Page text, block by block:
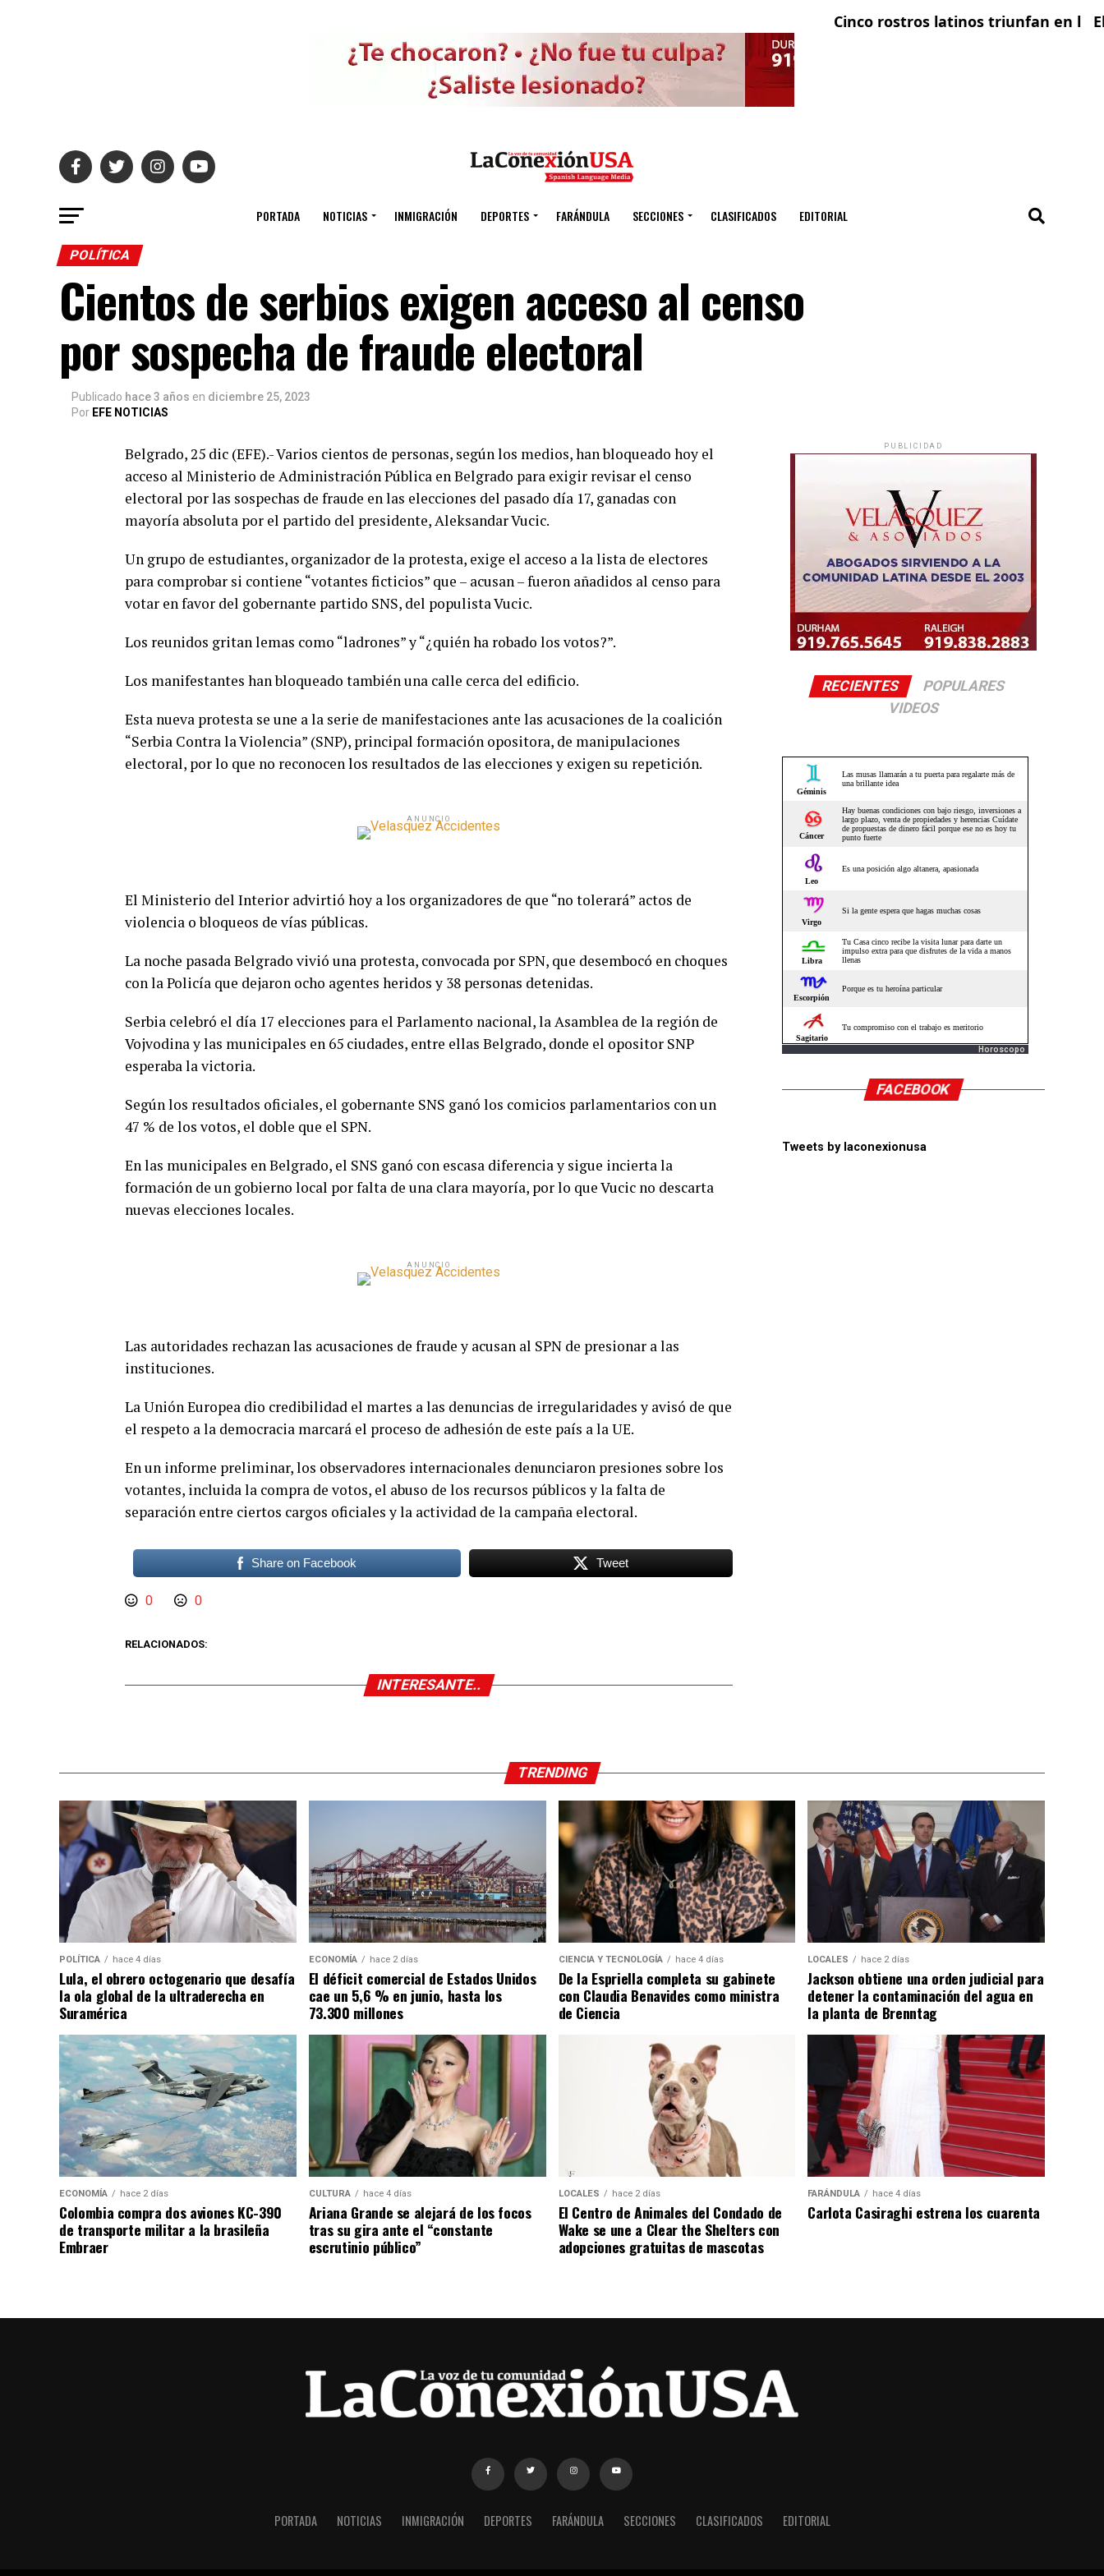
Cinco rostros latinos triunfan en laEl
PORTADA NOTICIAS INMIGRACIÓN DEPORTES FARÁNDULA SECCIONES CLASIFICADOS EDITORIAL
POLÍTICA
Cientos de serbios exigen acceso al censo
por sospecha de fraude electoral
Publicado hace 3 años en diciembre 25, 2023
Por EFE NOTICIAS
Belgrado, 25 dic (EFE).- Varios cientos de personas, según los medios, han bloqueado hoy el
acceso al Ministerio de Administración Pública en Belgrado para exigir revisar el censo
electoral por las sospechas de fraude en las elecciones del pasado día 17, ganadas con
mayoría absoluta por el partido del presidente, Aleksandar Vucic.
Un grupo de estudiantes, organizador de la protesta, exige el acceso a la lista de electores
para comprobar si contiene “votantes ficticios” que – acusan – fueron añadidos al censo para
votar en favor del gobernante partido SNS, del populista Vucic.
Los reunidos gritan lemas como “ladrones” y “¿quién ha robado los votos?”.
Los manifestantes han bloqueado también una calle cerca del edificio.
Esta nueva protesta se une a la serie de manifestaciones ante las acusaciones de la coalición
“Serbia Contra la Violencia” (SNP), principal formación opositora, de manipulaciones
electoral, por lo que no reconocen los resultados de las elecciones y exigen su repetición.
ANUNCIO
El Ministerio del Interior advirtió hoy a los organizadores de que “no tolerará” actos de
violencia o bloqueos de vías públicas.
La noche pasada Belgrado vivió una protesta, convocada por SPN, que desembocó en choques
con la Policía que dejaron ocho agentes heridos y 38 personas detenidas.
Serbia celebró el día 17 elecciones para el Parlamento nacional, la Asamblea de la región de
Vojvodina y las municipales en 65 ciudades, entre ellas Belgrado, donde el opositor SNP
esperaba la victoria.
Según los resultados oficiales, el gobernante SNS ganó los comicios parlamentarios con un
47 % de los votos, el doble que el SPN.
En las municipales en Belgrado, el SNS ganó con escasa diferencia y sigue incierta la
formación de un gobierno local por falta de una clara mayoría, por lo que Vucic no descarta
nuevas elecciones locales.
ANUNCIO
Las autoridades rechazan las acusaciones de fraude y acusan al SPN de presionar a las
instituciones.
La Unión Europea dio credibilidad el martes a las denuncias de irregularidades y avisó de que
el respeto a la democracia marcará el proceso de adhesión de este país a la UE.
En un informe preliminar, los observadores internacionales denunciaron presiones sobre los
votantes, incluida la compra de votos, el abuso de los recursos públicos y la falta de
separación entre ciertos cargos oficiales y la actividad de la campaña electoral.
Share on Facebook Tweet
0 0
RELACIONADOS:
INTERESANTE..
PUBLICIDAD
RECIENTES
POPULARES
VIDEOS
Horoscopo
FACEBOOK
Tweets by laconexionusa
TRENDING
POLÍTICA hace 4 días
Lula, el obrero octogenario que desafía
la ola global de la ultraderecha en
Suramérica
ECONOMÍA hace 2 días
El déficit comercial de Estados Unidos
cae un 5,6 % en junio, hasta los
73.300 millones
CIENCIA Y TECNOLOGÍA hace 4 días
De la Espriella completa su gabinete
con Claudia Benavides como ministra
de Ciencia
LOCALES hace 2 días
Jackson obtiene una orden judicial para
detener la contaminación del agua en
la planta de Brenntag
ECONOMÍA hace 2 días
Colombia compra dos aviones KC-390
de transporte militar a la brasileña
Embraer
CULTURA hace 4 días
Ariana Grande se alejará de los focos
tras su gira ante el “constante
escrutinio público”
LOCALES hace 2 días
El Centro de Animales del Condado de
Wake se une a Clear the Shelters con
adopciones gratuitas de mascotas
FARÁNDULA hace 4 días
Carlota Casiraghi estrena los cuarenta
PORTADA NOTICIAS INMIGRACIÓN DEPORTES FARÁNDULA SECCIONES CLASIFICADOS EDITORIAL